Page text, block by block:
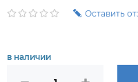
Оставить
в наличии